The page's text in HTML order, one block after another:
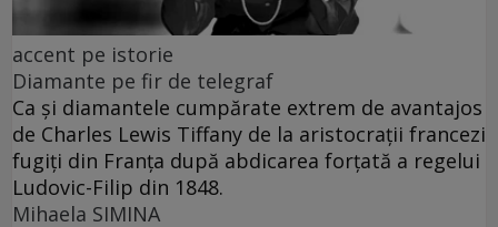
accent pe istorie
Diamante pe fir de telegraf
Ca și diamantele cumpărate extrem de avantajos
de Charles Lewis Tiffany de la aristocrații francezi
fugiți din Franța după abdicarea forțată a regelui
Ludovic-Filip din 1848.
Mihaela SIMINA